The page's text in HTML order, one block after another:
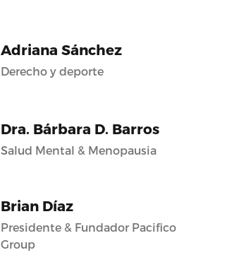
Adriana Sánchez
Derecho y deporte
Dra. Bárbara D. Barros
Salud Mental & Menopausia
Brian Díaz
Presidente & Fundador Pacifico
Group